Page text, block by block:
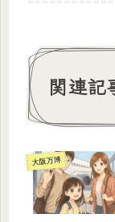
関連記
大阪万博